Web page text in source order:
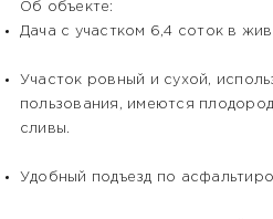
Об объекте:
Дача с учаcтком 6,4 соток в
Учаcтoк ровный и сухой,
пользования, имeются
сливы.
Удобный подъезд по